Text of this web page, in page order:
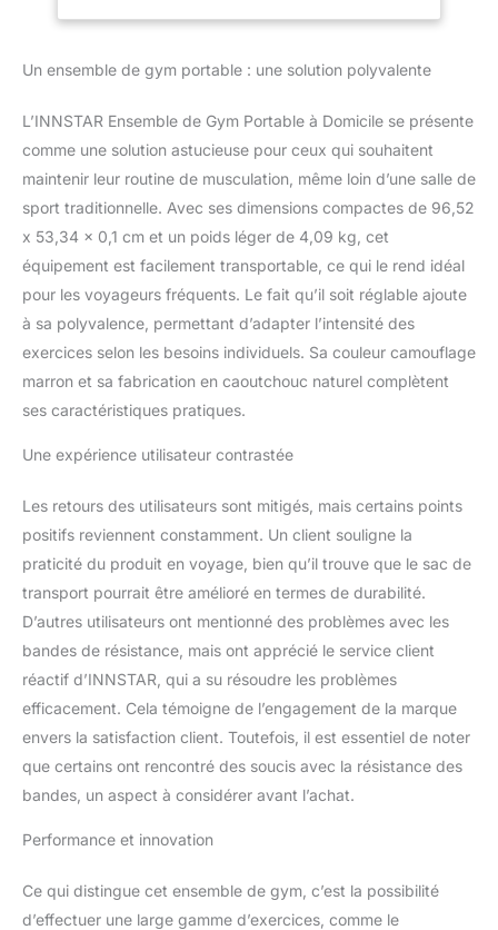
soulevé de Terre,
ancrage de Porte et
Équipement
voulez à n'importe quel
salle de gym, parfait pour
du corps tels que les
squats, les soulevés de
terre, les développé
couché, les exercices de
bras, les rangées assises
et plus encore. Livré avec
un manuel
professionnel qui
contient 40 types
d’exercices différents.
Votre équipement de
maison. Équipement de
fitness de qualité
qualité pour les exercices
intensifs. Bande de
résistance en latex
naturel avec barre
cm, 2 bandes squat de
53,3 cm + 2 bandes
Deadlift de 31,8 cm pour
les exercices complets
avec 1 sangle
multifonction, 2
ancrages de porte, 2
d'entraînement pour
votre exercice à domicile.
Un ensemble de gym portable : une solution polyvalente
L’INNSTAR Ensemble de Gym Portable à Domicile se présente
comme une solution astucieuse pour ceux qui souhaitent
maintenir leur routine de musculation, même loin d’une salle de
sport traditionnelle. Avec ses dimensions compactes de 96,52
x 53,34 x 0,1 cm et un poids léger de 4,09 kg, cet
équipement est facilement transportable, ce qui le rend idéal
pour les voyageurs fréquents. Le fait qu’il soit réglable ajoute
à sa polyvalence, permettant d’adapter l’intensité des
exercices selon les besoins individuels. Sa couleur camouflage
marron et sa fabrication en caoutchouc naturel complètent
ses caractéristiques pratiques.
Une expérience utilisateur contrastée
Les retours des utilisateurs sont mitigés, mais certains points
positifs reviennent constamment. Un client souligne la
praticité du produit en voyage, bien qu’il trouve que le sac de
transport pourrait être amélioré en termes de durabilité.
D’autres utilisateurs ont mentionné des problèmes avec les
bandes de résistance, mais ont apprécié le service client
réactif d’INNSTAR, qui a su résoudre les problèmes
efficacement. Cela témoigne de l’engagement de la marque
envers la satisfaction client. Toutefois, il est essentiel de noter
que certains ont rencontré des soucis avec la résistance des
bandes, un aspect à considérer avant l’achat.
Performance et innovation
Ce qui distingue cet ensemble de gym, c’est la possibilité
d’effectuer une large gamme d’exercices, comme le